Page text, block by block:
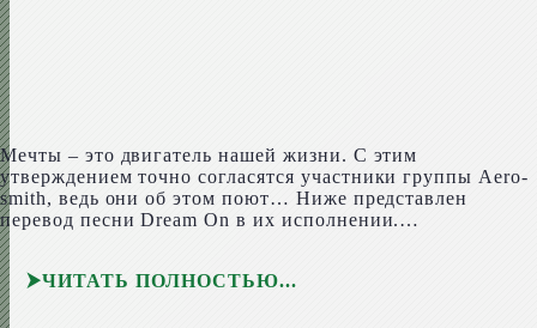
Мечты – это двигатель нашей жизни. С этим
утверждением точно согласятся участники группы Aero­
smith, ведь они об этом поют… Ниже представлен
перевод песни Dream On в их исполнении.…
ЧИТАТЬ ПОЛНОСТЬЮ